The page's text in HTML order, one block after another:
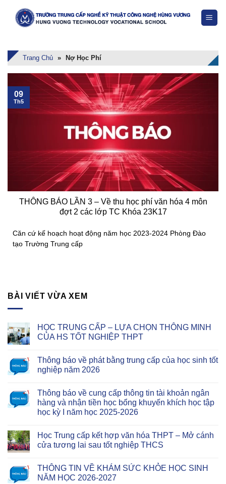
Trang Chủ » Nợ Học Phí
THÔNG BÁO LẦN 3 – Về thu học phí văn hóa 4 môn
đợt 2 các lớp TC Khóa 23K17
Căn cứ kế hoạch hoạt động năm học 2023-2024 Phòng Đào
tạo Trường Trung cấp
09
Th5
BÀI VIẾT VỪA XEM
HỌC TRUNG CẤP – LỰA CHỌN THÔNG MINH
CỦA HS TỐT NGHIỆP THPT
Thông báo về phát bằng trung cấp của học sinh tốt
nghiệp năm 2026
Thông báo về cung cấp thông tin tài khoản ngân
hàng và nhận tiền học bổng khuyến khích học tập
học kỳ I năm học 2025-2026
Học Trung cấp kết hợp văn hóa THPT – Mở cánh
cửa tương lai sau tốt nghiệp THCS
THÔNG TIN VỀ KHÁM SỨC KHỎE HỌC SINH
NĂM HỌC 2026-2027